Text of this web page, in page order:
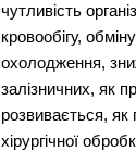
чутливість
кровообігу,
охолодження,
залізничних, як
розвивається, як
хірургічної